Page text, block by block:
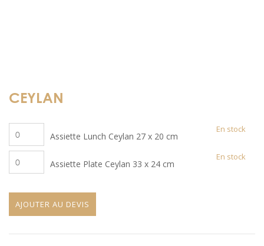
CEYLAN
quantité
de
Assiette
Lunch
27
x
Assiette Lunch Ceylan 27 x 20 cm
En stock
quantité
de
Plate
Ceylan
Assiette Plate Ceylan 33 x 24 cm
En stock
AJOUTER AU DEVIS